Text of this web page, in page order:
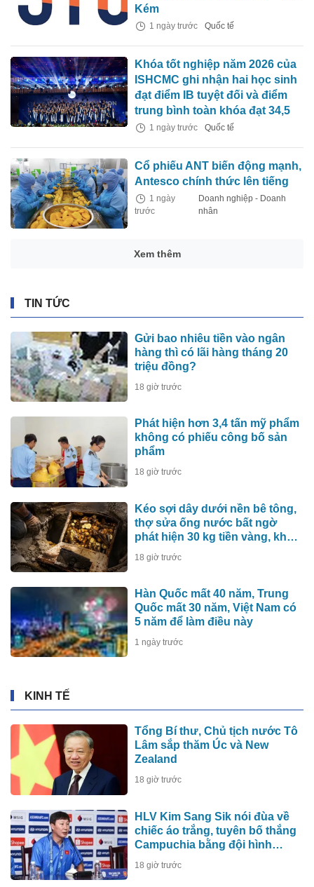
Kém
1 ngày trước Quốc tế
Khóa tốt nghiệp năm 2026 của
ISHCMC ghi nhận hai học sinh
đạt điểm IB tuyệt đối và điểm
trung bình toàn khóa đạt 34,5
1 ngày trước Quốc tế
Cổ phiếu ANT biến động mạnh,
Antesco chính thức lên tiếng
1 ngày
trước
Doanh nghiệp - Doanh
nhân
Xem thêm
TIN TỨC
Gửi bao nhiêu tiền vào ngân
hàng thì có lãi hàng tháng 20
triệu đồng?
18 giờ trước
Phát hiện hơn 3,4 tấn mỹ phẩm
không có phiếu công bố sản
phẩm
18 giờ trước
Kéo sợi dây dưới nền bê tông,
thợ sửa ống nước bất ngờ
phát hiện 30 kg tiền vàng, khu
vực lập tức bị phong tỏa
18 giờ trước
Hàn Quốc mất 40 năm, Trung
Quốc mất 30 năm, Việt Nam có
5 năm để làm điều này
1 ngày trước
KINH TẾ
Tổng Bí thư, Chủ tịch nước Tô
Lâm sắp thăm Úc và New
Zealand
18 giờ trước
HLV Kim Sang Sik nói đùa về
chiếc áo trắng, tuyên bố thắng
Campuchia bằng đội hình
mạnh nhất
18 giờ trước